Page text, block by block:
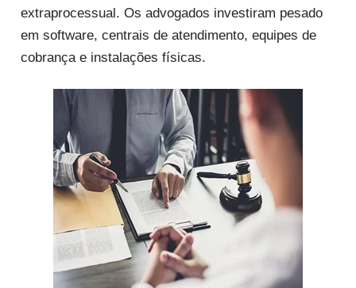
extraprocessual. Os advogados investiram pesado
em software, centrais de atendimento, equipes de
cobrança e instalações físicas.